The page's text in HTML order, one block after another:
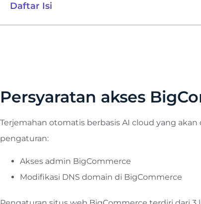
Daftar Isi
Persyaratan akses
Terjemahan otomatis berbasis AI cloud yang
pengaturan:
Akses admin BigCommerce
Modifikasi DNS domain di BigCommerce